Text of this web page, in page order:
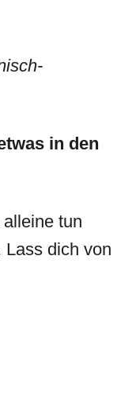
in den
tun
Lass dich von